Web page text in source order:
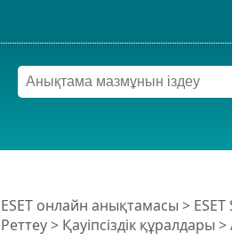
ESET онлайн анықтамасы >
Реттеу> Қауіпсіздік құралдары >